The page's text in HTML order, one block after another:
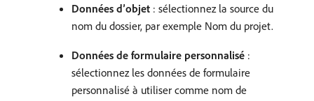
Données d’objet : sélectionnez la source du
nom du dossier, par exemple Nom du projet.
Données de formulaire personnalisé :
sélectionnez les données de formulaire
personnalisé à utiliser comme nom de